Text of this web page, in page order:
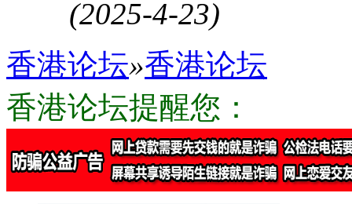
(2025-4-23)
香港论坛»香港论坛
香港论坛提醒您：